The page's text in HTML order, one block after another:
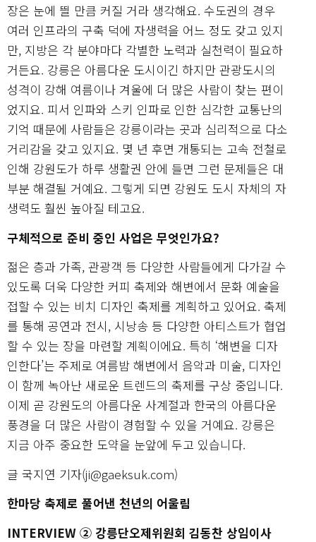
장은 눈에 띌 만큼 커질 거라 생각해요. 수도권의 경우
여러 인프라의 구축 덕에 자생력을 어느 정도 갖고 있지
만, 지방은 각 분야마다 각별한 노력과 실천력이 필요하
거든요. 강릉은 아름다운 도시이긴 하지만 관광도시의
성격이 강해 여름이나 겨울에 더 많은 사람이 찾는 편이
었지요. 피서 인파와 스키 인파로 인한 심각한 교통난의
기억 때문에 사람들은 강릉이라는 곳과 심리적으로 다소
거리감을 갖고 있지요. 몇 년 후면 개통되는 고속 전철로
인해 강원도가 하루 생활권 안에 들면 그런 문제들은 대
부분 해결될 거예요. 그렇게 되면 강원도 도시 자체의 자
생력도 훨씬 높아질 테고요.
구체적으로 준비 중인 사업은 무엇인가요?
젊은 층과 가족, 관광객 등 다양한 사람들에게 다가갈 수
있도록 더욱 다양한 커피 축제와 해변에서 문화 예술을
접할 수 있는 비치 디자인 축제를 계획하고 있어요. 축제
를 통해 공연과 전시, 시낭송 등 다양한 아티스트가 협업
할 수 있는 장을 마련할 계획이에요. 특히 ‘해변을 디자
인한다’는 주제로 여름밤 해변에서 음악과 미술, 디자인
이 함께 녹아난 새로운 트렌드의 축제를 구상 중입니다.
이제 곧 강원도의 아름다운 사계절과 한국의 아름다운
풍경을 더 많은 사람이 경험할 수 있을 거예요. 강릉은
지금 아주 중요한 도약을 눈앞에 두고 있습니다.
글 국지연 기자(ji@gaeksuk.com)
한마당 축제로 풀어낸 천년의 어울림
INTERVIEW ② 강릉단오제위원회 김동찬 상임이사